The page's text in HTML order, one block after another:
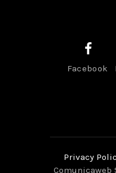
Facebook
Privacy
Comunicaweb